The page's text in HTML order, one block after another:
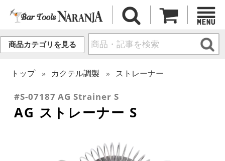
商品カテゴリを見る
トップ カクテル調製 ストレーナー
#S-07187 AG Strainer S
AG ストレーナー S